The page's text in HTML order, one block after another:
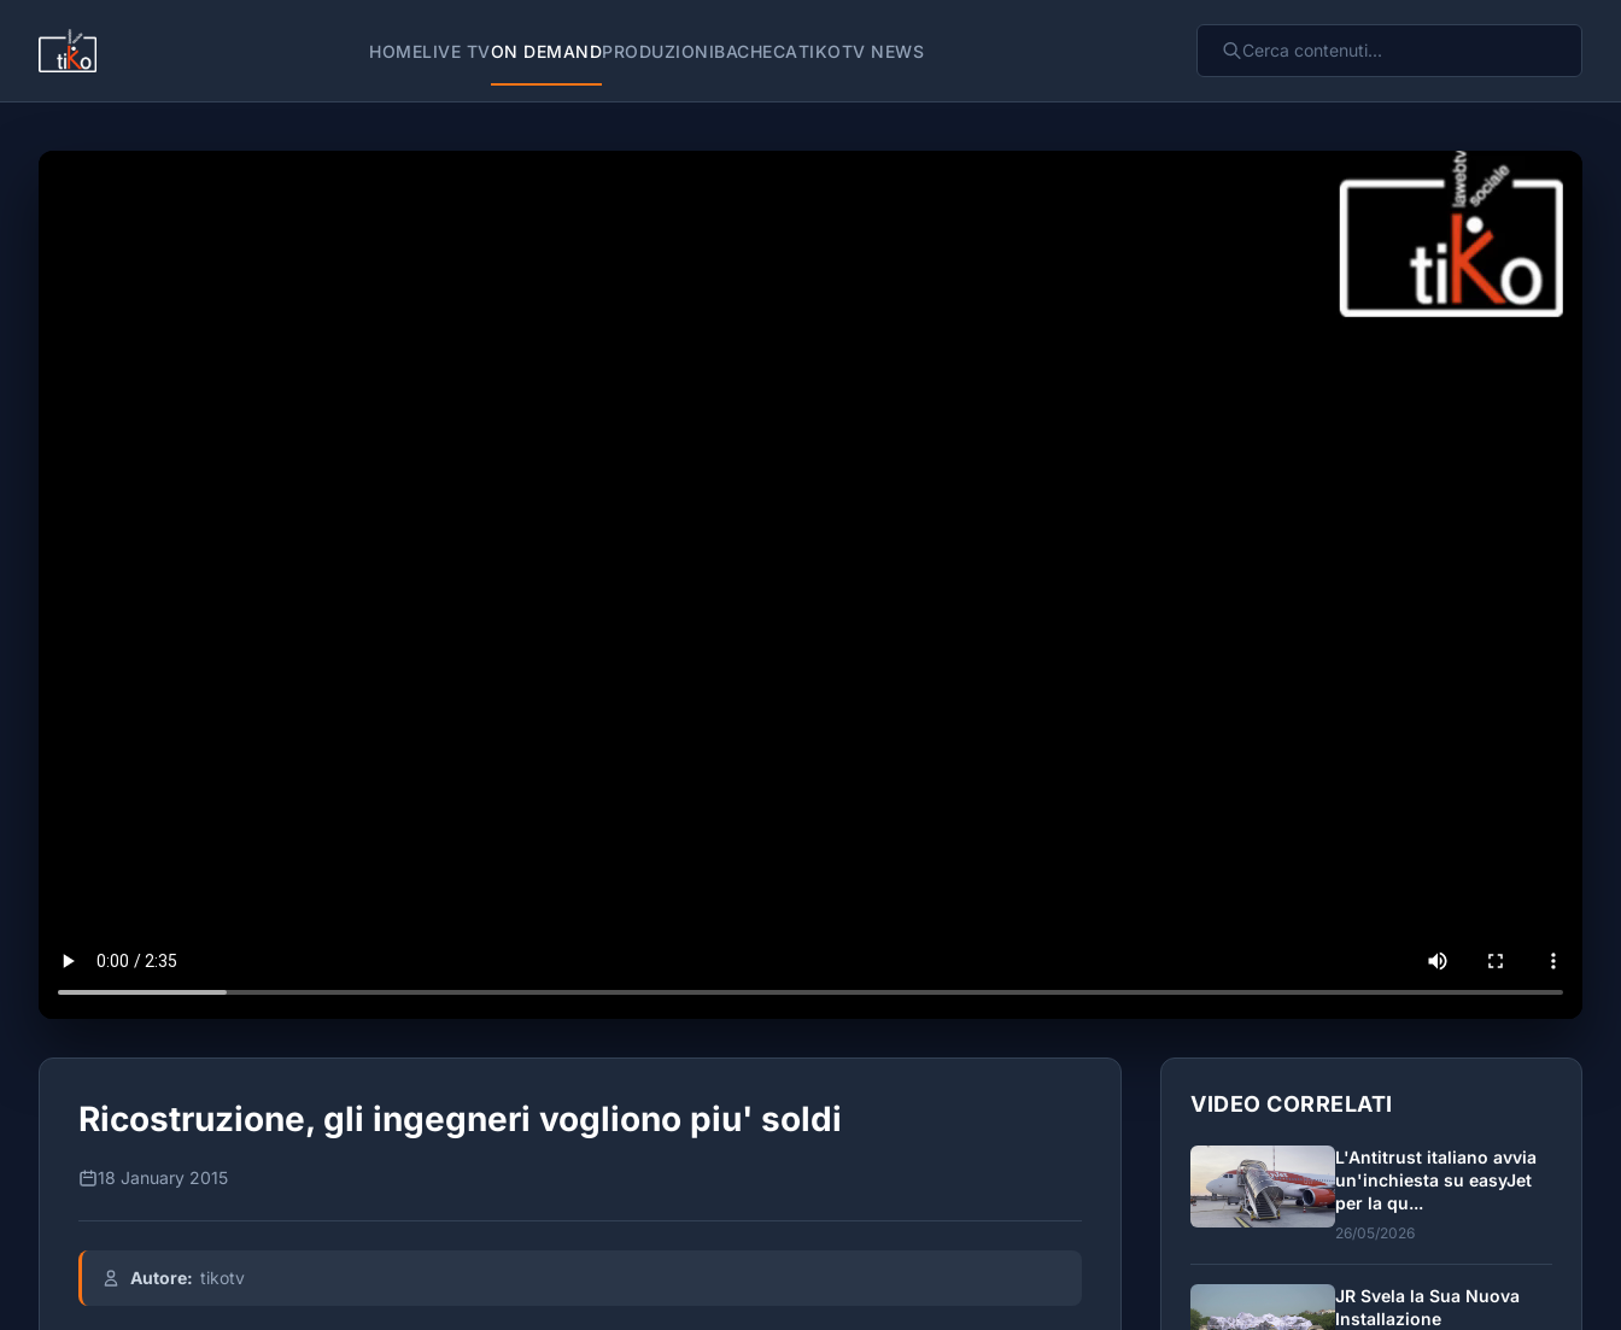
HOMELIVE TVON DEMANDPRODUZIONIBACHECATIKOTV NEWS
Ricostruzione, gli ingegneri vogliono piu' soldi
18 January 2015
Autore: tikotv
VIDEO CORRELATI
L'Antitrust italiano avvia
un'inchiesta su easyJet
per la qu...
26/05/2026
JR Svela la Sua Nuova
Installazione